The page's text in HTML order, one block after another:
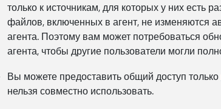
только к источникам, для которых у них есть
файлов, включенных в агент, не изменяются
агента. Поэтому вам может потребоваться
агента, чтобы другие пользователи могли
Вы можете предоставить общий доступ только
нельзя совместно использовать.